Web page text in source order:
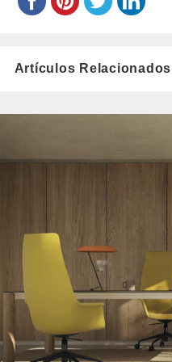
Artículos Relacionados